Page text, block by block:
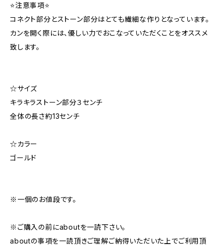
⭐注意事項⭐
コネクト部分とストーン部分はとても繊細な作りとなっています。
カンを開く際には、優しい力でおこなっていただくことをオススメ
致します。
☆サイズ
キラキラストーン部分３センチ
全体の長さ約13センチ
☆カラー
ゴールド
※一個のお値段です。
※ご購入の前にaboutを一読下さい。
aboutの事項を一読頂きご理解ご納得いただいた上でご利用頂